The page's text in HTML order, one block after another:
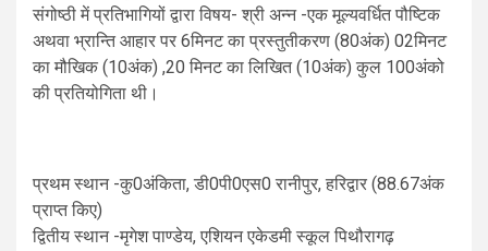
संगोष्ठी में प्रतिभागियों द्वारा विषय- श्री अन्न -एक मूल्यवर्धित पौष्टिक
अथवा भ्रान्ति आहार पर 6मिनट का प्रस्तुतीकरण (80अंक) 02मिनट
का मौखिक (10अंक) ,20 मिनट का लिखित (10अंक) कुल 100अंको
की प्रतियोगिता थी।
प्रथम स्थान -कु0अंकिता, डी0पी0एस0 रानीपुर, हरिद्वार (88.67अंक
प्राप्त किए)
द्वितीय स्थान -मृगेश पाण्डेय, एशियन एकेडमी स्कूल पिथौरागढ़